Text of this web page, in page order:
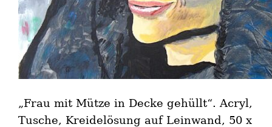
„Frau mit Mütze in Decke gehüllt“. Acryl,
Tusche, Kreidelösung auf Leinwand, 50 x